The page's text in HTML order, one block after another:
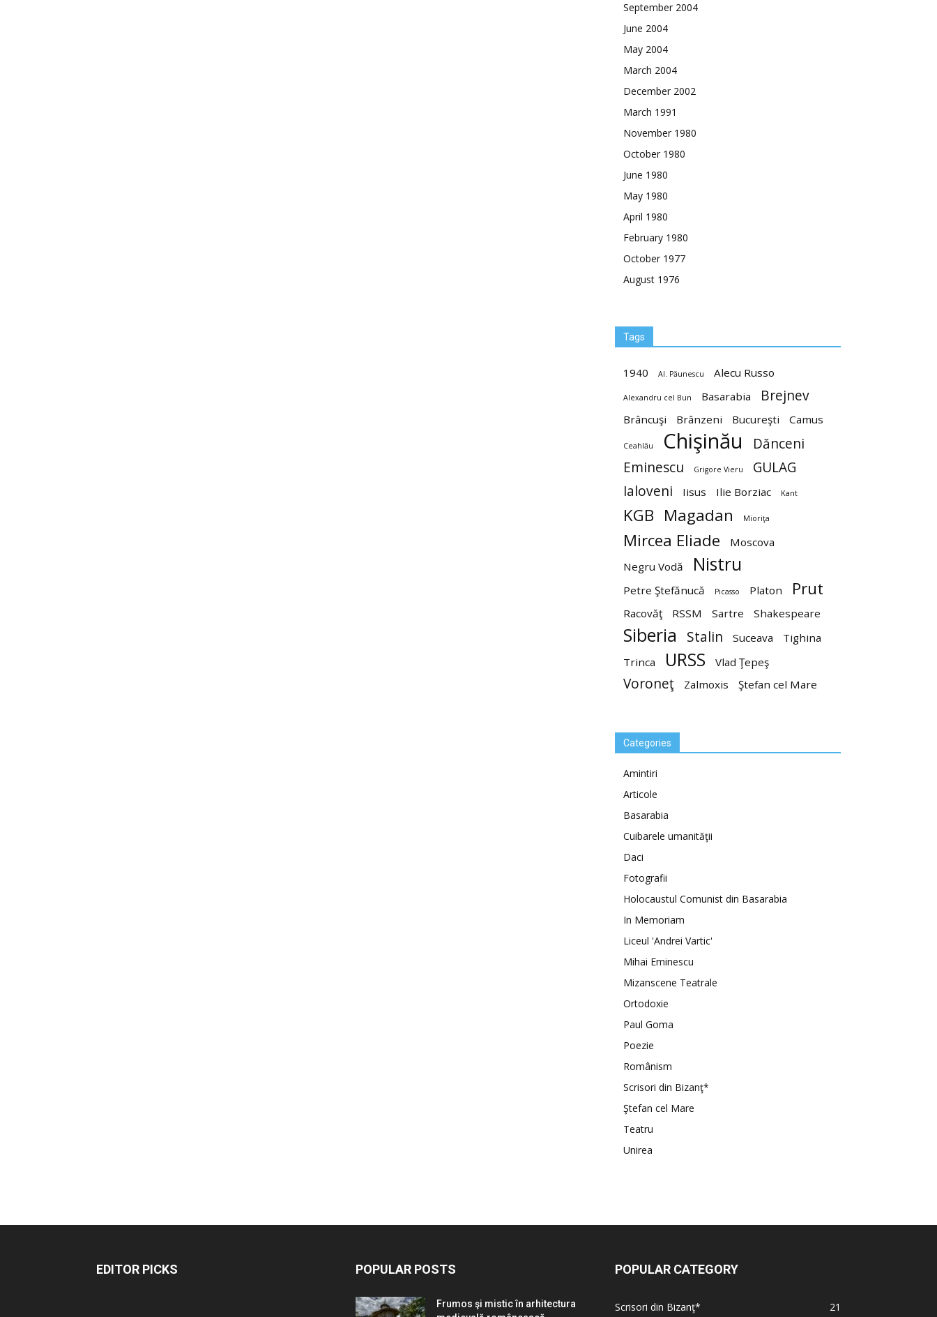
September 2004
June 2004
May 2004
March 2004
December 2002
March 1991
November 1980
October 1980
June 1980
May 1980
April 1980
February 1980
October 1977
August 1976
Tags
1940 Al. Păunescu Alecu Russo
Alexandru cel Bun Basarabia Brejnev
Brâncuşi Brânzeni Bucureşti Camus
Ceahlău Chişinău
Dănceni
Eminescu
Grigore Vieru
GULAG
Ialoveni
Iisus Ilie Borziac Kant
KGB Magadan Mioriţa
Mircea Eliade
Moscova
Negru Vodă
Nistru
Petre Ştefănucă Picasso Platon Prut
Racovăţ RSSM Sartre Shakespeare
Siberia Stalin Suceava
Tighina
Trinca
URSS Vlad Ţepeş
Voroneţ Zalmoxis Ştefan cel Mare
Categories
Amintiri
Articole
Basarabia
Cuibarele umanităţii
Daci
Fotografii
Holocaustul Comunist din Basarabia
In Memoriam
Liceul 'Andrei Vartic'
Mihai Eminescu
Mizanscene Teatrale
Ortodoxie
Paul Goma
Poezie
Românism
Scrisori din Bizanţ*
Ştefan cel Mare
Teatru
Unirea
EDITOR PICKS POPULAR POSTS
Frumos şi mistic în arhitectura
POPULAR CATEGORY
Scrisori din Bizanţ* 21